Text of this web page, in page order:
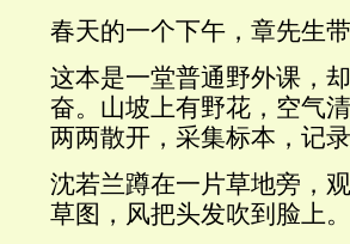
春天的一个下午，章先生
这本是一堂普通野外课，
奋。山坡上有野花，空气
两两散开，采集标本，记录
沈若兰蹲在一片草地旁，
草图，风把头发吹到脸上。